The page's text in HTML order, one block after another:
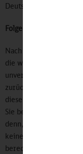
Deutschland
Folgen der Rückgabe
Nach Erhalt der
die wir von Ihnen
unverzüglich und
zurückzuzahlen, an
diese Rückzahlung
Sie bei der
denn, mit Ihnen wurde
keinem Fall werden
berechnet. Wir